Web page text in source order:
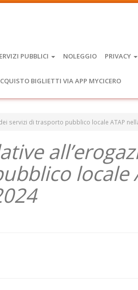
PUBBLICI NOLEGGIO PRIVACY
BIGLIETTI VIA APP MYCICERO
servizi di trasporto pubblico locale ATAP
locale